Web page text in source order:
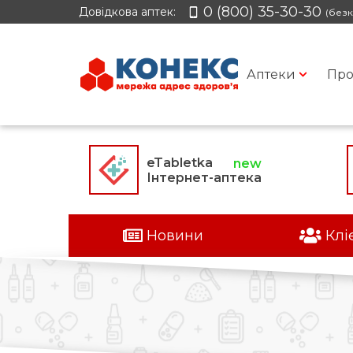
Довідкова аптек: 0 (800) 35-30-30
Аптеки
eTabletka
Інтернет-аптека
Новини